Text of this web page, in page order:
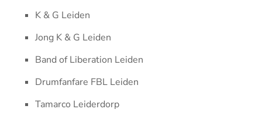
K & G Leiden
Jong K & G Leiden
Band of Liberation Leiden
Drumfanfare FBL Leiden
Tamarco Leiderdorp